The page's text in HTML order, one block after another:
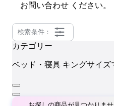
お問い合わせ ください。
検索条件：
カテゴリー
ベッド・寝具 キングサイズ